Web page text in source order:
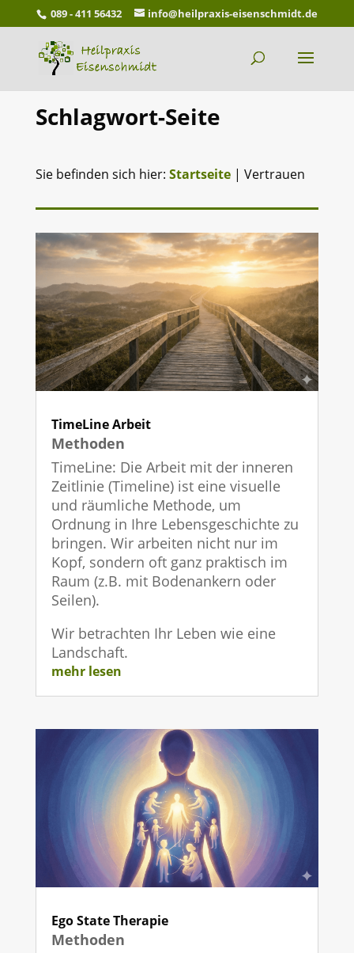
089 - 411 56432 info@heilpraxis-eisenschmidt.de
Schlagwort-Seite
Sie befinden sich hier: Startseite| Vertrauen
TimeLine Arbeit
Methoden
TimeLine: Die Arbeit mit der inneren
Zeitlinie (Timeline) ist eine visuelle
und räumliche Methode, um
Ordnung in Ihre Lebensgeschichte zu
bringen. Wir arbeiten nicht nur im
Kopf, sondern oft ganz praktisch im
Raum (z.B. mit Bodenankern oder
Seilen).
Wir betrachten Ihr Leben wie eine
Landschaft.
mehr lesen
Ego State Therapie
Methoden